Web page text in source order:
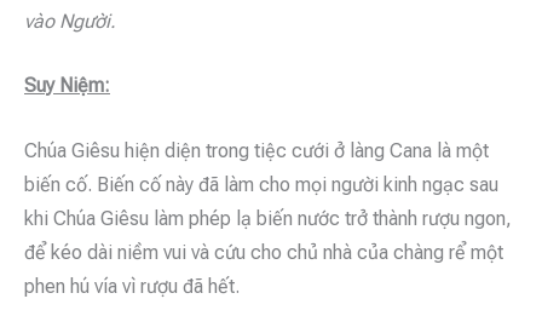
vào Người.
Suy Niệm:
Chúa Giêsu hiện diện trong tiệc cưới ở làng Cana là một
biến cố. Biến cố này đã làm cho mọi người kinh ngạc sau
khi Chúa Giêsu làm phép lạ biến nước trở thành rượu ngon,
để kéo dài niềm vui và cứu cho chủ nhà của chàng rể một
phen hú vía vì rượu đã hết.